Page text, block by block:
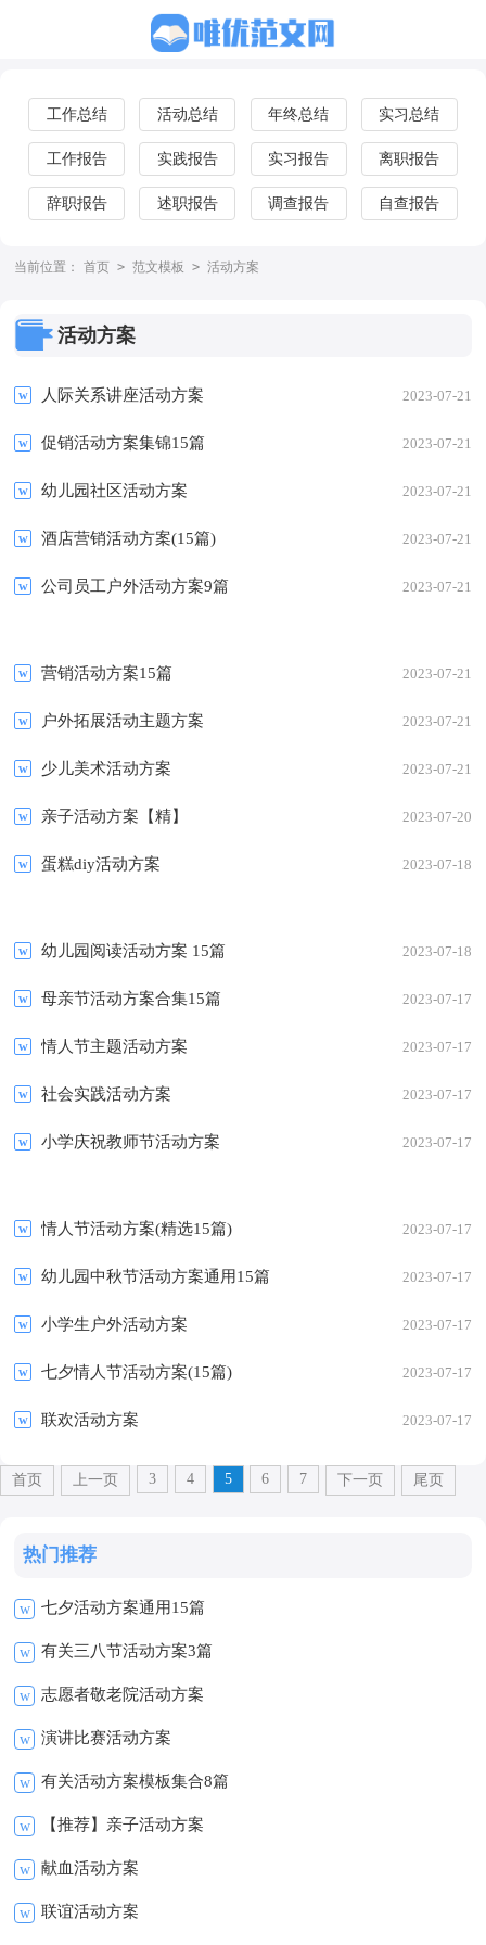
工作总结 活动总结 年终总结 实习总结
工作报告 实践报告 实习报告 离职报告
辞职报告 述职报告 调查报告 自查报告
当前位置： 首页 > 范文模板 > 活动方案
活动方案
人际关系讲座活动方案 2023-07-21
促销活动方案集锦15篇 2023-07-21
幼儿园社区活动方案 2023-07-21
酒店营销活动方案(15篇) 2023-07-21
公司员工户外活动方案9篇 2023-07-21
营销活动方案15篇 2023-07-21
户外拓展活动主题方案 2023-07-21
少儿美术活动方案 2023-07-21
亲子活动方案【精】 2023-07-20
蛋糕diy活动方案 2023-07-18
幼儿园阅读活动方案 15篇 2023-07-18
母亲节活动方案合集15篇 2023-07-17
情人节主题活动方案 2023-07-17
社会实践活动方案 2023-07-17
小学庆祝教师节活动方案 2023-07-17
情人节活动方案(精选15篇) 2023-07-17
幼儿园中秋节活动方案通用15篇 2023-07-17
小学生户外活动方案 2023-07-17
七夕情人节活动方案(15篇) 2023-07-17
联欢活动方案 2023-07-17
首页 上一页 3 4 5 6 7 下一页 尾页
热门推荐
w 七夕活动方案通用15篇
w 有关三八节活动方案3篇
w 志愿者敬老院活动方案
w 演讲比赛活动方案
w 有关活动方案模板集合8篇
w 【推荐】亲子活动方案
w 献血活动方案
w 联谊活动方案